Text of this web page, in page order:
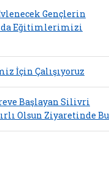
Gençlerin
Eğitimlerimizi
İçin Çalışıyoruz
Başlayan Silivri
Olsun Ziyaretinde